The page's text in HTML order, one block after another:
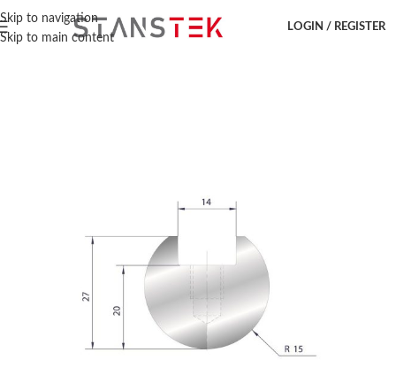
Skip to navigation
Skip to main content
LOGIN / REGISTER